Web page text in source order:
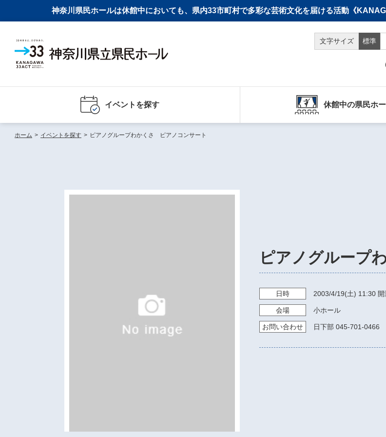
神奈川県民ホールは休館中においても、県内33市町村で多彩な芸術文化を届ける活動《
文字サイズ 標準
イベントを探す 休館中の県民ホ
ホーム > イベントを探す > ピアノグループわかくさ ピアノコンサート
ピアノグループ
日時 2003/4/19(土) 11:30
会場 小ホール
お問い合わせ 日下部 045-701-0466